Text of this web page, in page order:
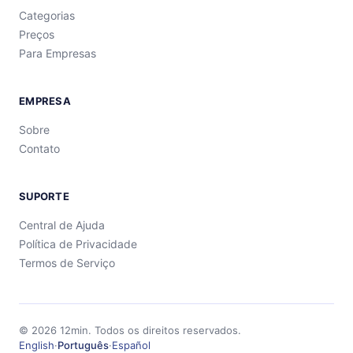
Categorias
Preços
Para Empresas
EMPRESA
Sobre
Contato
SUPORTE
Central de Ajuda
Política de Privacidade
Termos de Serviço
© 2026 12min. Todos os direitos reservados.
English·Português·Español